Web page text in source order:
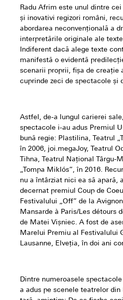
Radu Afrim este unul dintre
și inovativi regizori români,
abordarea neconvențională a
interpretările originale ale
Indiferent dacă alege texte
manifestă o evidentă
scenarii proprii, fișa de creație
cuprinde zeci de spectacole și
Astfel, de-a lungul carierei
spectacole i-au adus Premiul
bună regie: Plastilina, Teatrul
în 2006, joi.megaJoy, Teatrul
Tihna, Teatrul Național Târgu-
„Tompa Miklós”, în 2016.
nu a întârziat nici ea să apară,
decernat premiul Coup de
Festivalului „Off” de la
Mansarde à Paris/Les détours
de Matei Vișniec. A fost de
Marelui Premiu al Festivalului
Lausanne, Elveția, în doi ani
Dintre numeroasele
a adus pe scenele teatrelor